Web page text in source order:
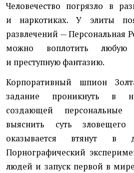
Человечество погрязло в
и наркотиках. У элиты
развлечений — Персональная
можно воплотить
и преступную фантазию.
Корпоративный шпион
задание проникнуть в
создающей персональные
выяснить суть
оказывается втянут в
Порнографический
людей и запуск первой в